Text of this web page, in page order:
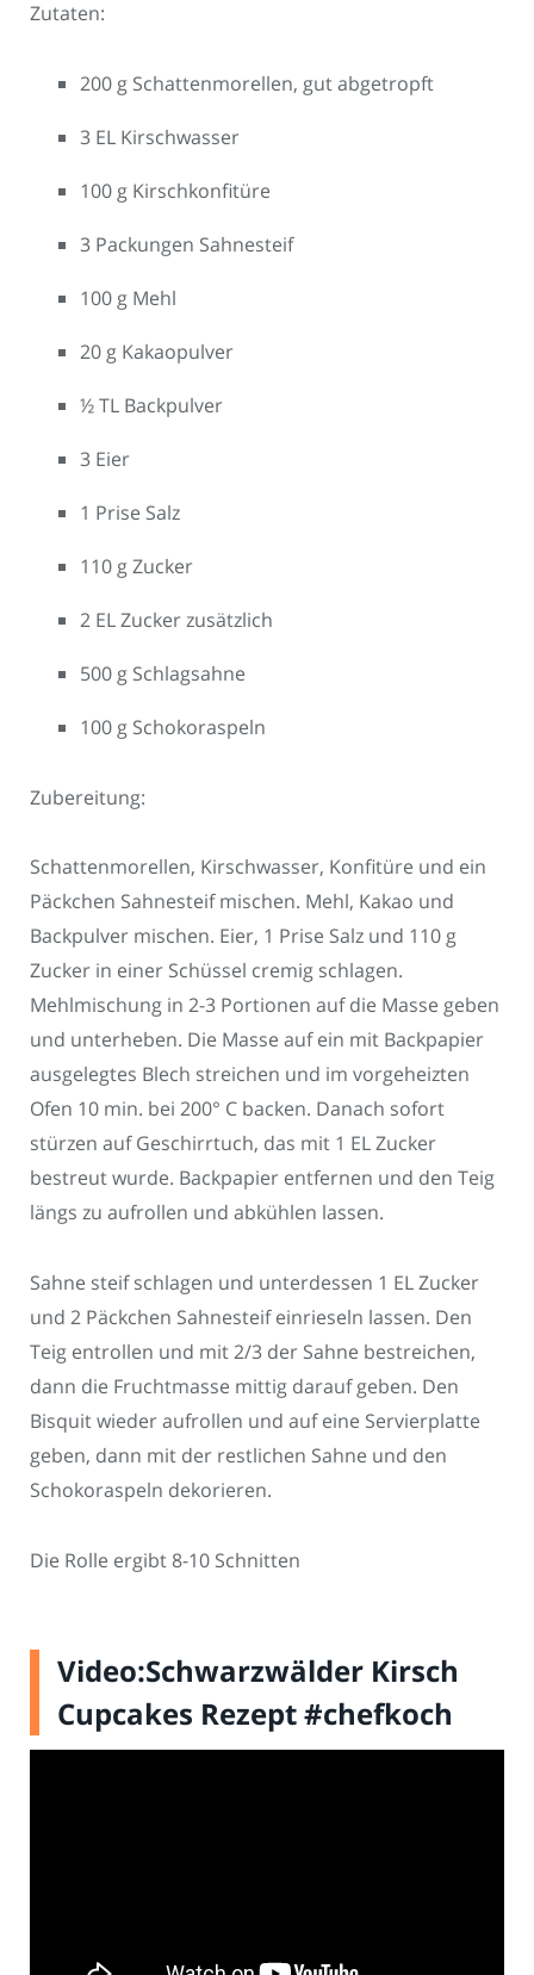
Zutaten:
200 g Schattenmorellen, gut abgetropft
3 EL Kirschwasser
100 g Kirschkonfitüre
3 Packungen Sahnesteif
100 g Mehl
20 g Kakaopulver
½ TL Backpulver
3 Eier
1 Prise Salz
110 g Zucker
2 EL Zucker zusätzlich
500 g Schlagsahne
100 g Schokoraspeln
Zubereitung:
Schattenmorellen, Kirschwasser, Konfitüre und ein
Päckchen Sahnesteif mischen. Mehl, Kakao und
Backpulver mischen. Eier, 1 Prise Salz und 110 g
Zucker in einer Schüssel cremig schlagen.
Mehlmischung in 2-3 Portionen auf die Masse geben
und unterheben. Die Masse auf ein mit Backpapier
ausgelegtes Blech streichen und im vorgeheizten
Ofen 10 min. bei 200° C backen. Danach sofort
stürzen auf Geschirrtuch, das mit 1 EL Zucker
bestreut wurde. Backpapier entfernen und den Teig
längs zu aufrollen und abkühlen lassen.
Sahne steif schlagen und unterdessen 1 EL Zucker
und 2 Päckchen Sahnesteif einrieseln lassen. Den
Teig entrollen und mit 2/3 der Sahne bestreichen,
dann die Fruchtmasse mittig darauf geben. Den
Bisquit wieder aufrollen und auf eine Servierplatte
geben, dann mit der restlichen Sahne und den
Schokoraspeln dekorieren.
Die Rolle ergibt 8-10 Schnitten
Video:Schwarzwälder Kirsch
Cupcakes Rezept #chefkoch